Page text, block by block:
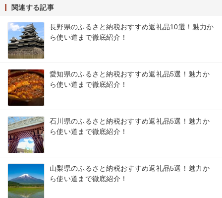
関連する記事
長野県のふるさと納税おすすめ返礼品10選！魅力か
ら使い道まで徹底紹介！
愛知県のふるさと納税おすすめ返礼品5選！魅力か
ら使い道まで徹底紹介！
石川県のふるさと納税おすすめ返礼品5選！魅力か
ら使い道まで徹底紹介！
山梨県のふるさと納税おすすめ返礼品5選！魅力か
ら使い道まで徹底紹介！